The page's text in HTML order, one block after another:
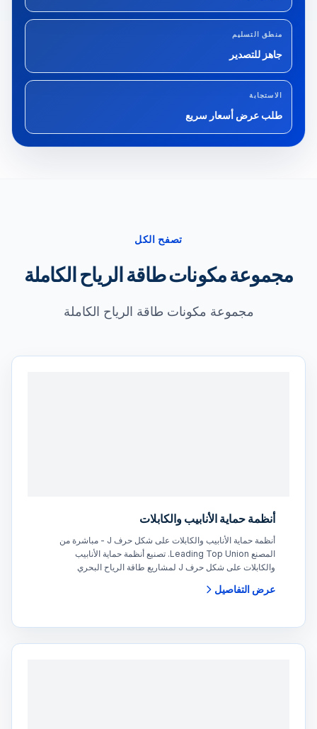
منطق التسليم
جاهز للتصدير
الاستجابة
طلب عرض أسعار سريع
تصفح الكل
مجموعة مكونات طاقة الرياح الكاملة
مجموعة مكونات طاقة الرياح الكاملة
أنظمة حماية الأنابيب والكابلات
أنظمة حماية الأنابيب والكابلات على شكل حرف J - مباشرة من
المصنع Leading Top Union. تصنيع أنظمة حماية الأنابيب
والكابلات على شكل حرف J لمشاريع طاقة الرياح البحري
عرض التفاصيل